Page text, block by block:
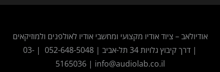
אודיולאב – ציוד אודיו מקצועי ומחשבי אודיו לאולפנים ולמוזיקאים
| דרך קיבוץ גלויות 34 תל-אביב |
052-648-5048
|
03-
5165036| info@audiolab.co.il